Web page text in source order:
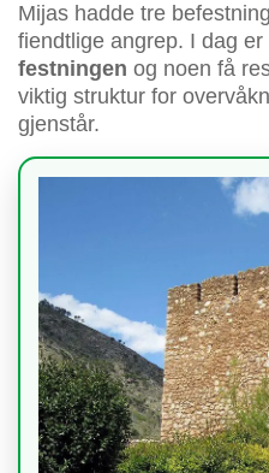
Mijas hadde tre
fiendtlige angrep. I dag er
festningen og noen få
viktig struktur for
gjenstår.